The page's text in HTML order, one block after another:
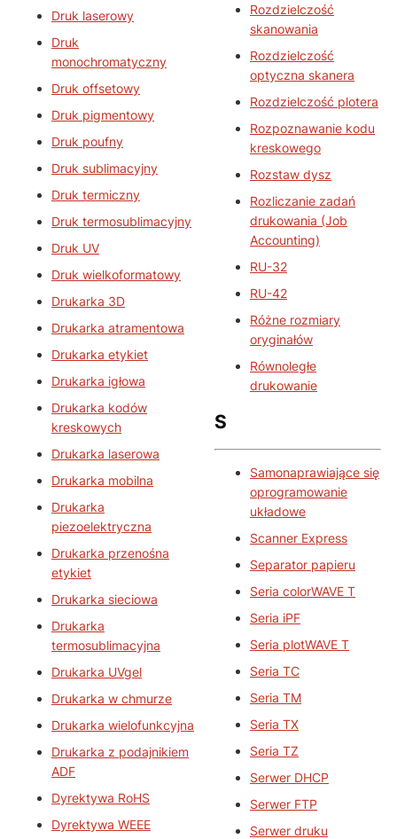
Druk laserowy
Druk
monochromatyczny
Druk offsetowy
Druk pigmentowy
Druk poufny
Druk sublimacyjny
Druk termiczny
Druk termosublimacyjny
Druk UV
Druk wielkoformatowy
Drukarka 3D
Drukarka atramentowa
Drukarka etykiet
Drukarka igłowa
Drukarka kodów
kreskowych
Drukarka laserowa
Drukarka mobilna
Drukarka
piezoelektryczna
Drukarka przenośna
etykiet
Drukarka sieciowa
Drukarka
termosublimacyjna
Drukarka UVgel
Drukarka w chmurze
Drukarka wielofunkcyjna
Drukarka z podajnikiem
ADF
Dyrektywa RoHS
Dyrektywa WEEE
Rozdzielczość
skanowania
Rozdzielczość
optyczna skanera
Rozdzielczość plotera
Rozpoznawanie kodu
kreskowego
Rozstaw dysz
Rozliczanie zadań
drukowania (Job
Accounting)
RU-32
RU-42
Różne rozmiary
oryginałów
Równoległe
drukowanie
S
Samonaprawiające się
oprogramowanie
układowe
Scanner Express
Separator papieru
Seria colorWAVE T
Seria iPF
Seria plotWAVE T
Seria TC
Seria TM
Seria TX
Seria TZ
Serwer DHCP
Serwer FTP
Serwer druku